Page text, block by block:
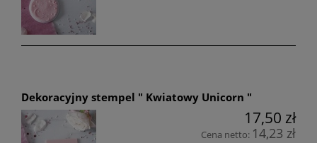
Dekoracyjny stempel " Kwiatowy Unicorn "
17,50 zł
Cena netto: 14,23 zł